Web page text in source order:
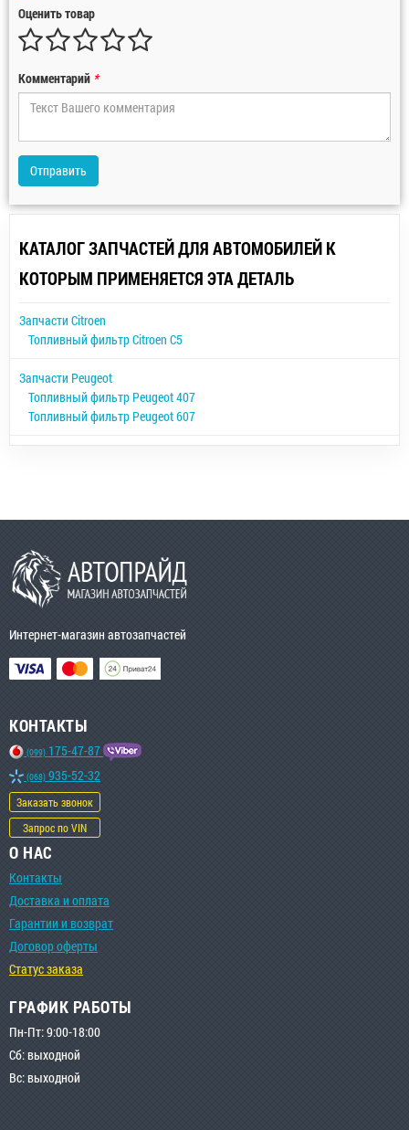
Оценить товар
Комментарий *
Отправить
КАТАЛОГ ЗАПЧАСТЕЙ ДЛЯ АВТОМОБИЛЕЙ К
КОТОРЫМ ПРИМЕНЯЕТСЯ ЭТА ДЕТАЛЬ
Запчасти Citroen
Топливный фильтр Citroen C5
Запчасти Peugeot
Топливный фильтр Peugeot 407
Топливный фильтр Peugeot 607
Интернет-магазин автозапчастей
КОНТАКТЫ
(099) 175-47-87
(068) 935-52-32
Заказать звонок
Запрос по VIN
О НАС
Контакты
Доставка и оплата
Гарантии и возврат
Договор оферты
Статус заказа
ГРАФИК РАБОТЫ
Пн-Пт: 9:00-18:00
Сб: выходной
Вс: выходной